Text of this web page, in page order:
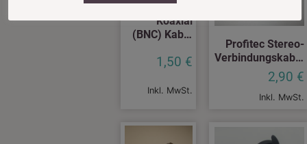
Koaxial
(BNC) Kabel
1,50 €
Inkl. MwSt.
Profitec Stereo-
Verbindungskabel
VA1535 3,5mm
Klinke auf 3,5mm
Klinke
2,90 €
Inkl. MwSt.